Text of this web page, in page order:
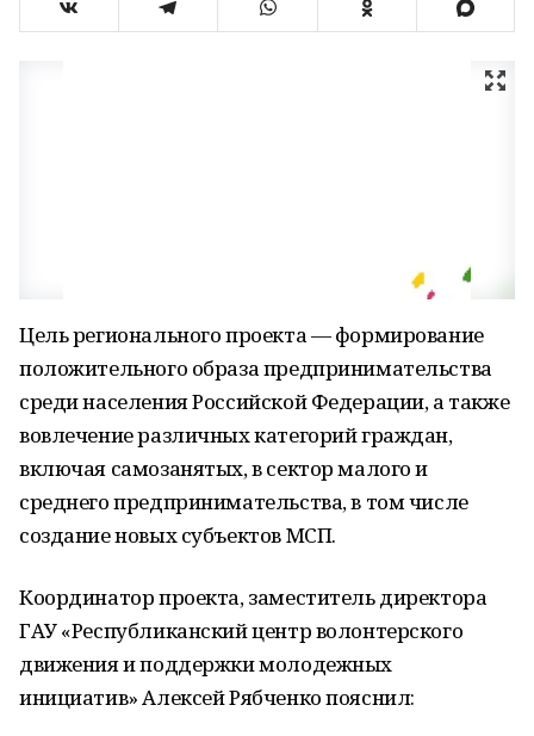
Цель регионального проекта — формирование
положительного образа предпринимательства
среди населения Российской Федерации, а также
вовлечение различных категорий граждан,
включая самозанятых, в сектор малого и
среднего предпринимательства, в том числе
создание новых субъектов МСП.
Координатор проекта, заместитель директора
ГАУ «Республиканский центр волонтерского
движения и поддержки молодежных
инициатив» Алексей Рябченко пояснил: